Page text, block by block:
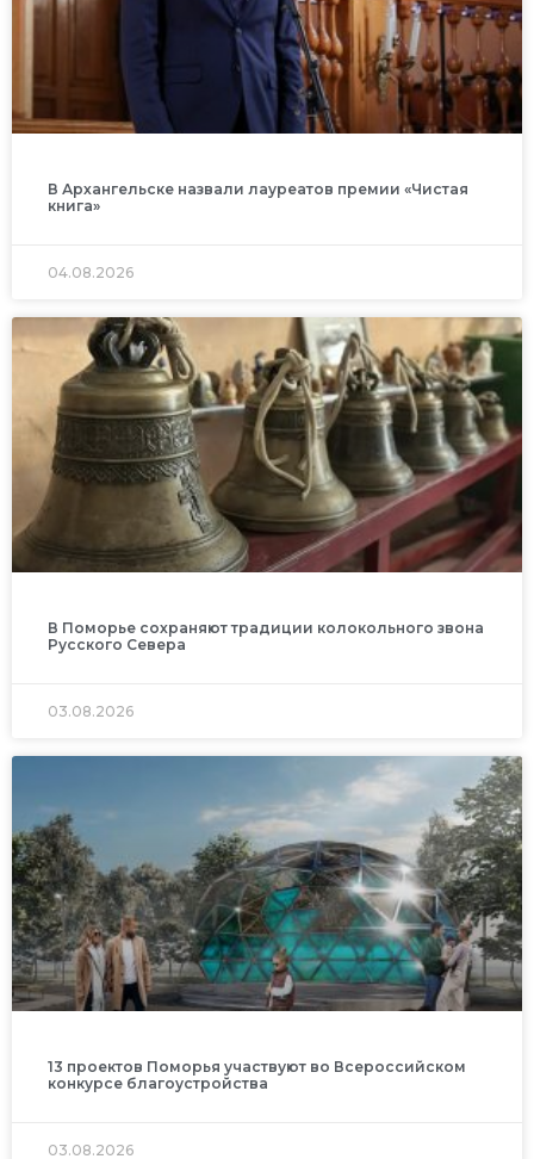
В Архангельске назвали лауреатов премии «Чистая
книга»
04.08.2026
В Поморье сохраняют традиции колокольного звона
Русского Севера
03.08.2026
13 проектов Поморья участвуют во Всероссийском
конкурсе благоустройства
03.08.2026